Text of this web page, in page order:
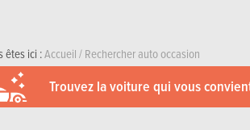
êtes ici :Accueil/Rechercher auto occasion
Trouvez la voiture qui vous